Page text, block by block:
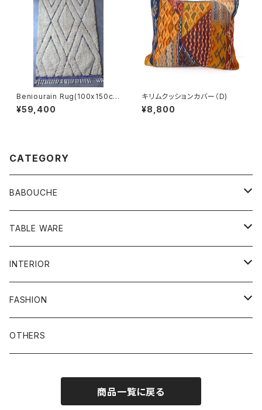
Beniourain Rug(100x150c
m)
¥59,400
キリムクッションカバー（D)
¥8,800
CATEGORY
BABOUCHE
シンプル
刺繍
ビーズ
刺繍ビーズ
TABLE WARE
食器類
お皿
グラス
その他
INTERIOR
プフ
鏡
FASHION
バッグ
OTHERS
商品一覧に戻る